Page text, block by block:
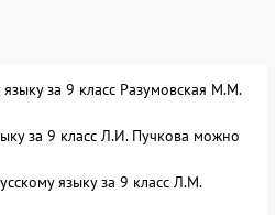
за 9 класс Разумовская М.М.
за 9 класс Л.И. Пучкова можно
языку за 9 класс Л.М.